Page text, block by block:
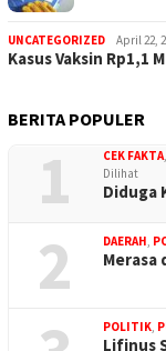
UNCATEGORIZED April 22,
Kasus Vaksin Rp1,1
BERITA POPULER
1 CEK FAKTA,
Dilihat
Diduga
2 DAERAH,
Merasa
POLITIK,
Lifinus